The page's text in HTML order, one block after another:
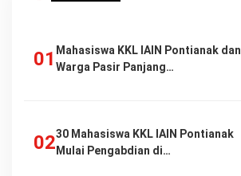
Mahasiswa KKL IAIN Pontianak dan
Warga Pasir Panjang…
30 Mahasiswa KKL IAIN Pontianak
Mulai Pengabdian di…